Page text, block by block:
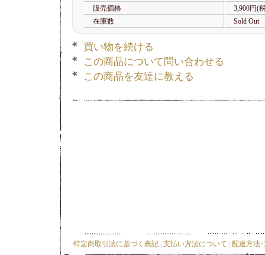
販売価格
3,900円(
在庫数
Sold Out
買い物を続ける
この商品について問い合わせる
この商品を友達に教える
特定商取引法に基づく表記 支払い方法について 配送方法